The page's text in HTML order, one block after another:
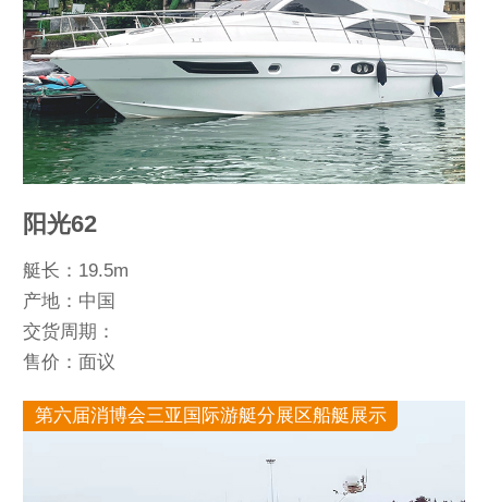
阳光62
艇长：19.5m
产地：中国
交货周期：
售价：面议
第六届消博会三亚国际游艇分展区船艇展示